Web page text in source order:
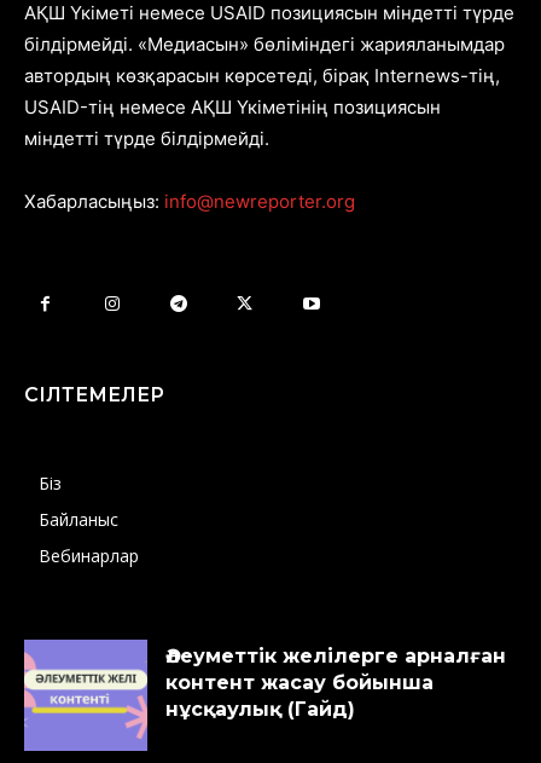
АҚШ Үкіметі немесе USAID позициясын міндетті түрде
білдірмейді. «Медиасын» бөліміндегі жарияланымдар
автордың көзқарасын көрсетеді, бірақ Internews-тің,
USAID-тің немесе АҚШ Үкіметінің позициясын
міндетті түрде білдірмейді.
Хабарласыңыз: info@newreporter.org
СІЛТЕМЕЛЕР
Біз
Байланыс
Вебинарлар
Әлеуметтік желілерге арналған
контент жасау бойынша
нұсқаулық (Гайд)